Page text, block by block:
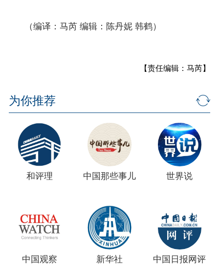
（编译：马芮 编辑：陈丹妮 韩鹤）
【责任编辑：马芮】
为你推荐
和评理 中国那些事儿 世界说
中国观察 新华社 中国日报网评